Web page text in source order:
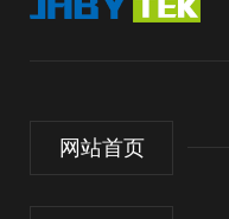
网站首页